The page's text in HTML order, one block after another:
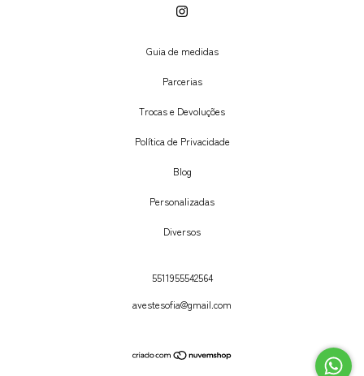
Guia de medidas
Parcerias
Trocas e Devoluções
Política de Privacidade
Blog
Personalizadas
Diversos
5511955542564
avestesofia@gmail.com